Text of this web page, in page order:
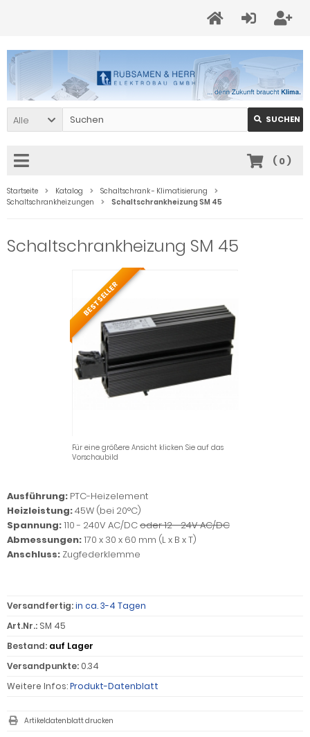
Alle SUCHEN
( 0)
Startseite Katalog
Schaltschrank - Klimatisierung
Schaltschrankheizungen
Schaltschrankheizung SM 45
Schaltschrankheizung SM 45
BESTSELLER
Für eine größere Ansicht klicken Sie auf das
Vorschaubild
Ausführung: PTC-Heizelement
Heizleistung:45W (bei 20°C)
Spannung:110 - 240V AC/DCoder 12 - 24V AC/DC
Abmessungen:170 x 30 x 60 mm (L x B x T)
Anschluss: Zugfederklemme
Versandfertig:in ca. 3-4 Tagen
Art.Nr.: SM 45
Bestand: auf Lager
Versandpunkte: 0.34
Weitere Infos:Produkt-Datenblatt
Artikeldatenblatt drucken